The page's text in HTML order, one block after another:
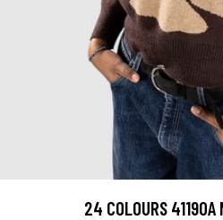
24 COLOURS 41190A